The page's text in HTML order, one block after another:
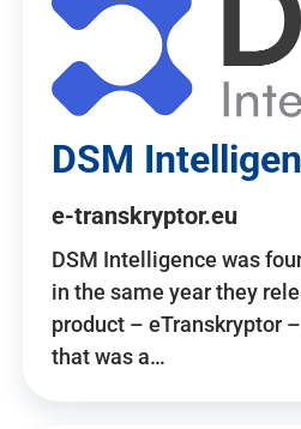
DSM
e-transkryptor.eu
DSM Intelligence was
in the same year they
product – eTranskryptor
that was a…